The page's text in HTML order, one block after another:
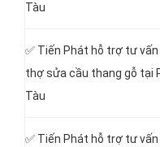
Tàu
✅ Tiến Phát hỗ trợ tư vấn
thợ sửa cầu thang gỗ tại
Tàu
✅ Tiến Phát hỗ trợ tư vấn